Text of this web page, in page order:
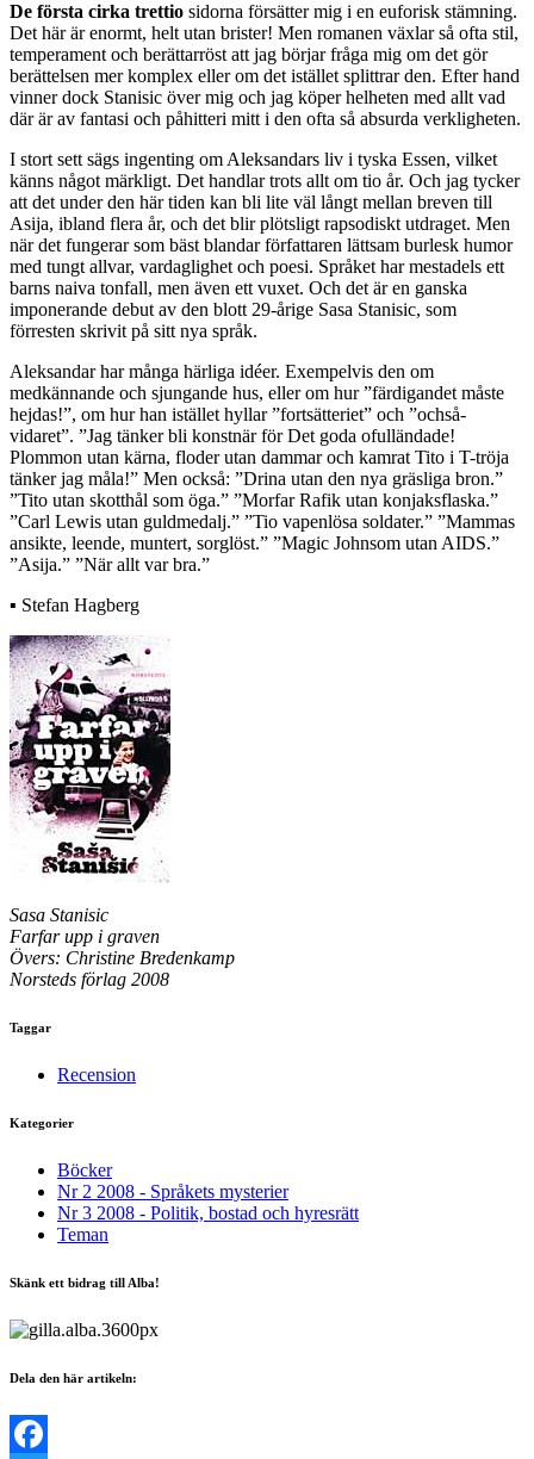
De första cirka trettio sidorna försätter mig i en euforisk stämning.
Det här är enormt, helt utan brister! Men romanen växlar så ofta stil,
temperament och berättarröst att jag börjar fråga mig om det gör
berättelsen mer komplex eller om det istället splittrar den. Efter hand
vinner dock Stanisic över mig och jag köper helheten med allt vad
där är av fantasi och påhitteri mitt i den ofta så absurda verkligheten.
I stort sett sägs ingenting om Aleksandars liv i tyska Essen, vilket
känns något märkligt. Det handlar trots allt om tio år. Och jag tycker
att det under den här tiden kan bli lite väl långt mellan breven till
Asija, ibland flera år, och det blir plötsligt rapsodiskt utdraget. Men
när det fungerar som bäst blandar författaren lättsam burlesk humor
med tungt allvar, vardaglighet och poesi. Språket har mestadels ett
barns naiva tonfall, men även ett vuxet. Och det är en ganska
imponerande debut av den blott 29-årige Sasa Stanisic, som
förresten skrivit på sitt nya språk.
Aleksandar har många härliga idéer. Exempelvis den om
medkännande och sjungande hus, eller om hur ”färdigandet måste
hejdas!”, om hur han istället hyllar ”fortsätteriet” och ”ochså-
vidaret”. ”Jag tänker bli konstnär för Det goda ofulländade!
Plommon utan kärna, floder utan dammar och kamrat Tito i T-tröja
tänker jag måla!” Men också: ”Drina utan den nya gräsliga bron.”
”Tito utan skotthål som öga.” ”Morfar Rafik utan konjaksflaska.”
”Carl Lewis utan guldmedalj.” ”Tio vapenlösa soldater.” ”Mammas
ansikte, leende, muntert, sorglöst.” ”Magic Johnsom utan AIDS.”
”Asija.” ”När allt var bra.”
▪ Stefan Hagberg
Sasa Stanisic
Farfar upp i graven
Övers: Christine Bredenkamp
Norsteds förlag 2008
Taggar
Recension
Kategorier
Böcker
Nr 2 2008 - Språkets mysterier
Nr 3 2008 - Politik, bostad och hyresrätt
Teman
Skänk ett bidrag till Alba!
Dela den här artikeln: